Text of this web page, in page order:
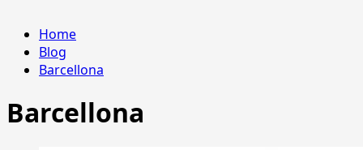
Home
Blog
Barcellona
Barcellona